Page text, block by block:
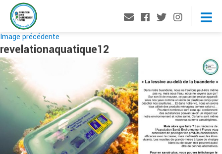
Image précédente
revelationaquatique12